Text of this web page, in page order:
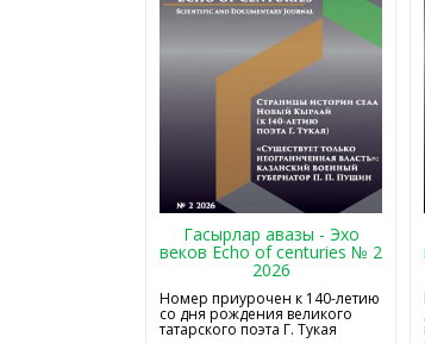
Гасырлар авазы - Эхо
веков Echo of centuries № 2
2026
Номер приурочен к 140-летию
со дня рождения великого
татарского поэта Г. Тукая